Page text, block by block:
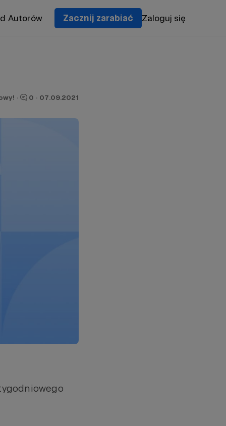
Autorów Zacznij zarabiać Zaloguj się
· 0 · 07.09.2021